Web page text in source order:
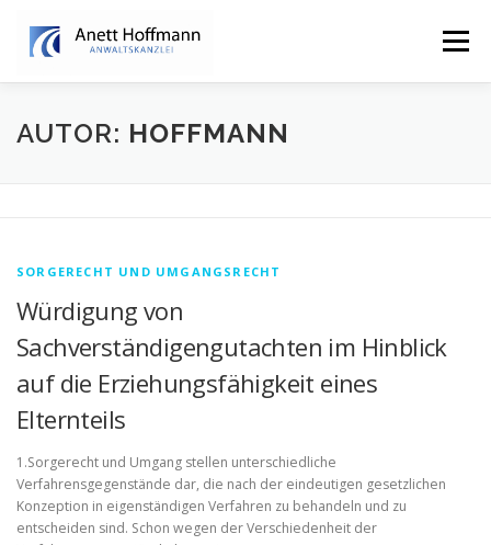
Inhalt
springen
Menü
STARTSEITE KANZLEI FAMILIENRECHT
AUTOR: HOFFMANN
SORGERECHT UND UMGANGSRECHT
Würdigung von
Sachverständigengutachten im Hinblick
auf die Erziehungsfähigkeit eines
Elternteils
1.Sorgerecht und Umgang stellen unterschiedliche
Verfahrensgegenstände dar, die nach der eindeutigen gesetzlichen
Konzeption in eigenständigen Verfahren zu behandeln und zu
entscheiden sind. Schon wegen der Verschiedenheit der